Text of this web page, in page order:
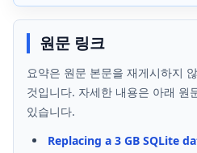
원문 링크
요약은 원문 본문을 재게시하지
것입니다. 자세한 내용은 아래 원
있습니다.
Replacing a 3 GB SQLite